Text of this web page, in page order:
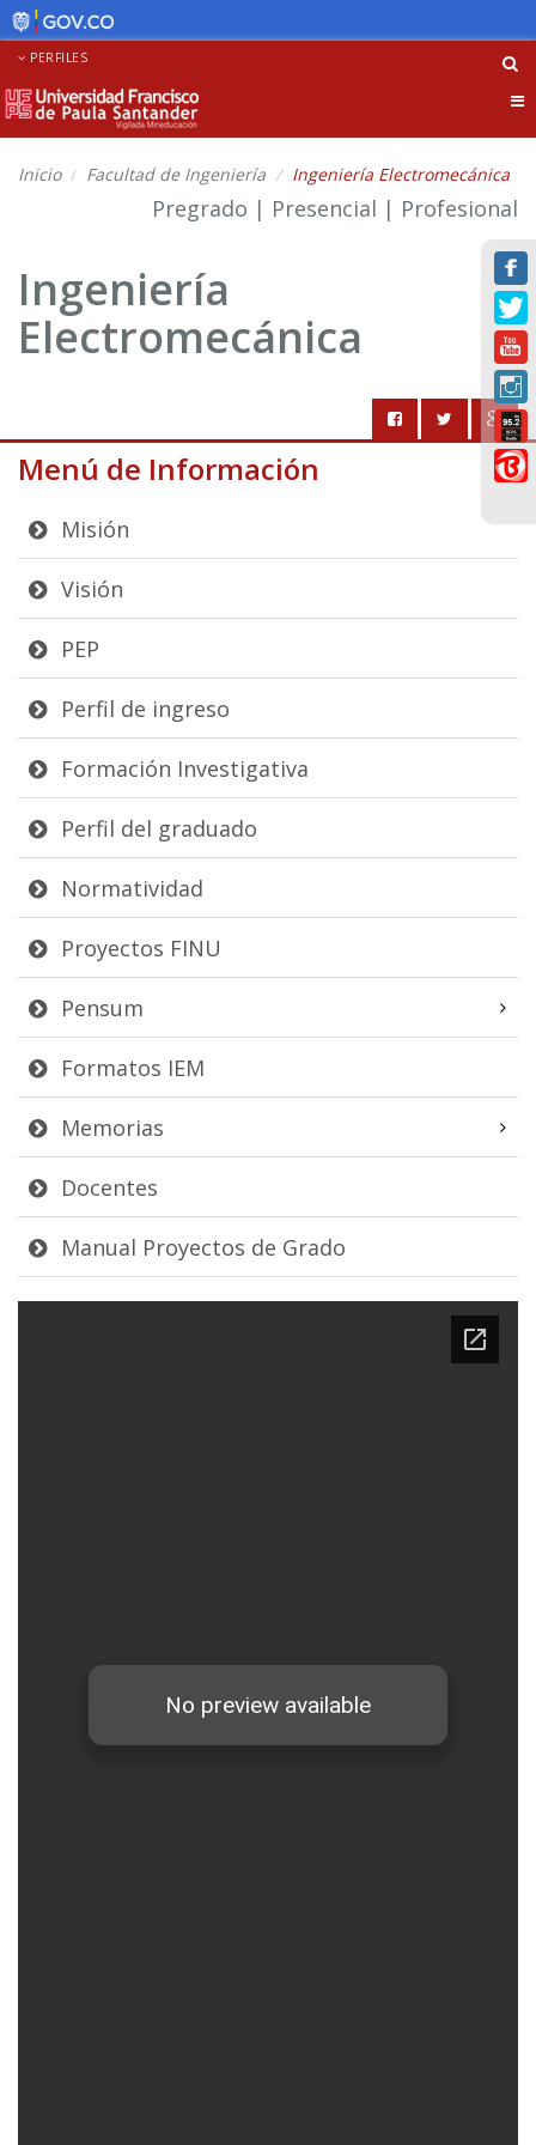
PERFILES
Inicio Facultad de Ingeniería Ingeniería Electromecánica
Pregrado | Presencial | Profesional
Ingeniería
Electromecánica
Menú de Información
Misión
Visión
PEP
Perfil de ingreso
Formación Investigativa
Perfil del graduado
Normatividad
Proyectos FINU
Pensum
Formatos IEM
Memorias
Docentes
Manual Proyectos de Grado